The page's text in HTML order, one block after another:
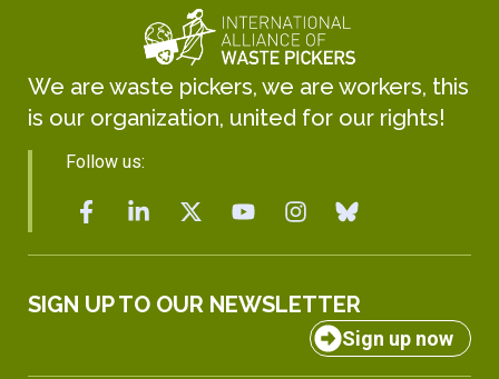
We are waste pickers, we are workers, this
is our organization, united for our rights!
Follow us:
SIGN UP TO OUR NEWSLETTER
Sign up now